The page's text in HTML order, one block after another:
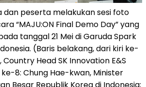
dan peserta melakukan sesi foto
“MAJU:ON Final Demo Day” yang
tanggal 21 Mei di Garuda Spark
(Baris belakang, dari kiri ke-
Head SK Innovation E&S
8: Chung Hae-kwan, Minister
Besar Republik Korea di Indonesia;